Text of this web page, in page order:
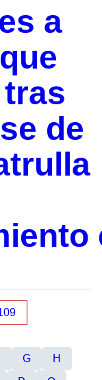
a
de
G
H